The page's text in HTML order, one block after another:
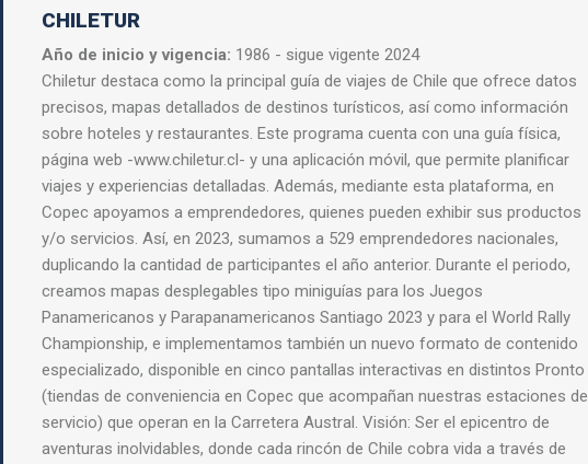
CHILETUR
Año de inicio y vigencia: 1986 - sigue vigente 2024
Chiletur destaca como la principal guía de viajes de Chile que ofrece datos
precisos, mapas detallados de destinos turísticos, así como información
sobre hoteles y restaurantes. Este programa cuenta con una guía física,
página web -www.chiletur.cl- y una aplicación móvil, que permite planificar
viajes y experiencias detalladas. Además, mediante esta plataforma, en
Copec apoyamos a emprendedores, quienes pueden exhibir sus productos
y/o servicios. Así, en 2023, sumamos a 529 emprendedores nacionales,
duplicando la cantidad de participantes el año anterior. Durante el periodo,
creamos mapas desplegables tipo miniguías para los Juegos
Panamericanos y Parapanamericanos Santiago 2023 y para el World Rally
Championship, e implementamos también un nuevo formato de contenido
especializado, disponible en cinco pantallas interactivas en distintos Pronto
(tiendas de conveniencia en Copec que acompañan nuestras estaciones de
servicio) que operan en la Carretera Austral. Visión: Ser el epicentro de
aventuras inolvidables, donde cada rincón de Chile cobra vida a través de